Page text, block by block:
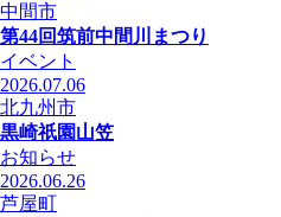
中間市
第44回筑前中間川まつり
イベント
2026.07.06
北九州市
黒崎祇園山笠
お知らせ
2026.06.26
芦屋町